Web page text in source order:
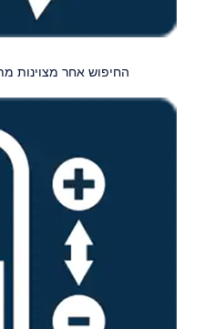
החיפוש אחר מצוינות